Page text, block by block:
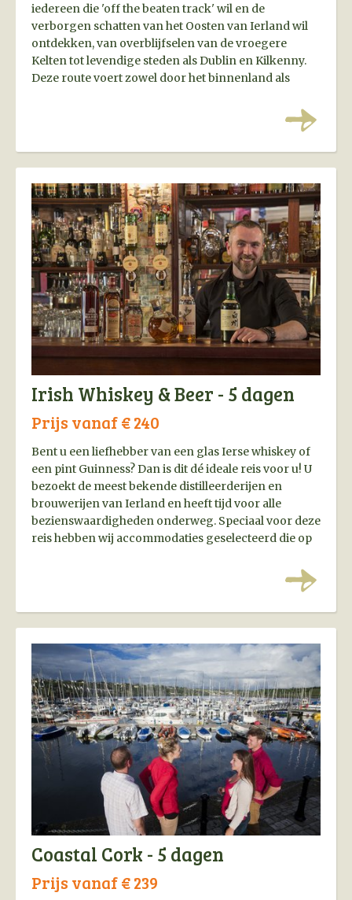
iedereen die 'off the beaten track' wil en de
verborgen schatten van het Oosten van Ierland wil
ontdekken, van overblijfselen van de vroegere
Kelten tot levendige steden als Dublin en Kilkenny.
Deze route voert zowel door het binnenland als
Irish Whiskey & Beer - 5 dagen
Prijs vanaf € 240
Bent u een liefhebber van een glas Ierse whiskey of
een pint Guinness? Dan is dit dé ideale reis voor u! U
bezoekt de meest bekende distilleerderijen en
brouwerijen van Ierland en heeft tijd voor alle
bezienswaardigheden onderweg. Speciaal voor deze
reis hebben wij accommodaties geselecteerd die op
Coastal Cork - 5 dagen
Prijs vanaf € 239